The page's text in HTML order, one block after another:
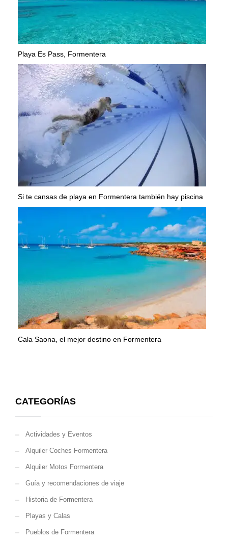
Playa Es Pass, Formentera
Si te cansas de playa en Formentera también hay piscina
Cala Saona, el mejor destino en Formentera
CATEGORÍAS
Actividades y Eventos
Alquiler Coches Formentera
Alquiler Motos Formentera
Guía y recomendaciones de viaje
Historia de Formentera
Playas y Calas
Pueblos de Formentera